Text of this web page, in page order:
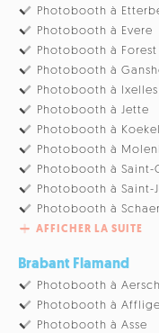
Photobooth à
Photobooth à Evere
Photobooth à Forest
Photobooth à
Photobooth à Ixelles
Photobooth à Jette
Photobooth à
Photobooth à
Photobooth à Saint-
Photobooth à Saint-
Photobooth à
AFFICHER LA SUITE
Brabant Flamand
Photobooth à
Photobooth à
Photobooth à Asse